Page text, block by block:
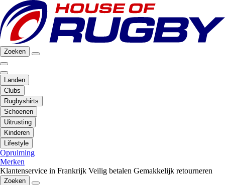
Zoeken
Landen
Clubs
Rugbyshirts
Schoenen
Uitrusting
Kinderen
Lifestyle
Opruiming
Merken
Klantenservice in Frankrijk Veilig betalen Gemakkelijk retourneren
Zoeken